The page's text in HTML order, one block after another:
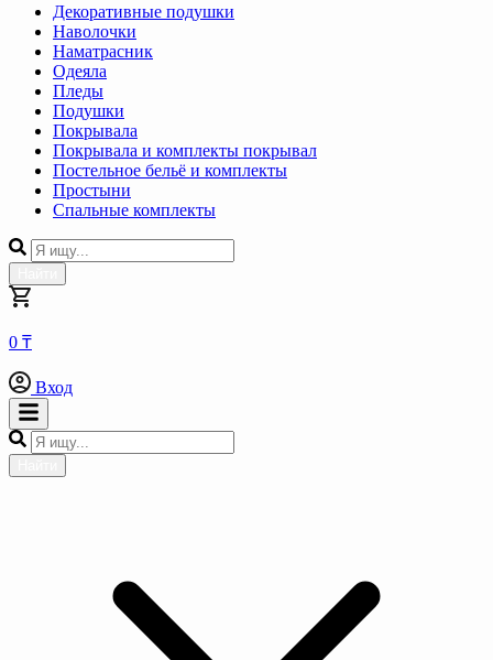
Декоративные подушки
Наволочки
Наматрасник
Одеяла
Пледы
Подушки
Покрывала
Покрывала и комплекты покрывал
Постельное бельё и комплекты
Простыни
Спальные комплекты
0 ₸
Вход